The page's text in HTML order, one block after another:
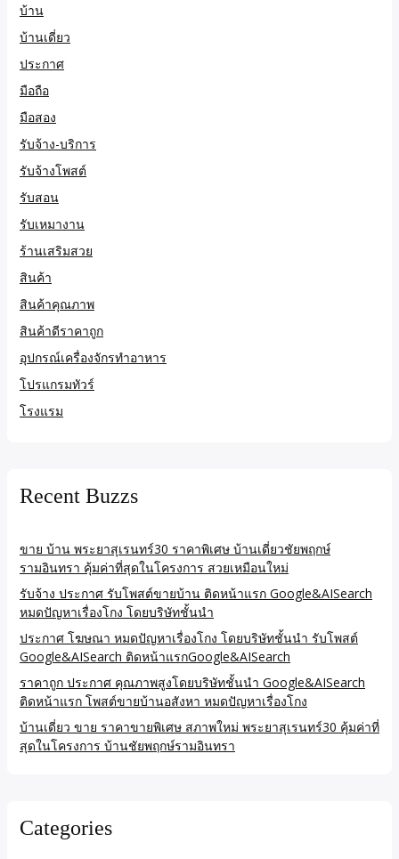
บ้าน
บ้านเดี่ยว
ประกาศ
มือถือ
มือสอง
รับจ้าง-บริการ
รับจ้างโพสต์
รับสอน
รับเหมางาน
ร้านเสริมสวย
สินค้า
สินค้าคุณภาพ
สินค้าดีราคาถูก
อุปกรณ์เครื่องจักรทำอาหาร
โปรแกรมทัวร์
โรงแรม
Recent Buzzs
ขาย บ้าน พระยาสุเรนทร์30 ราคาพิเศษ บ้านเดี่ยวชัยพฤกษ์
รามอินทรา คุ้มค่าที่สุดในโครงการ สวยเหมือนใหม่
รับจ้าง ประกาศ รับโพสต์ขายบ้าน ติดหน้าแรก Google&AISearch
หมดปัญหาเรื่องโกง โดยบริษัทชั้นนำ
ประกาศ โฆษณา หมดปัญหาเรื่องโกง โดยบริษัทชั้นนำ รับโพสต์
Google&AISearch ติดหน้าแรกGoogle&AISearch
ราคาถูก ประกาศ คุณภาพสูงโดยบริษัทชั้นนำ Google&AISearch
ติดหน้าแรก โพสต์ขายบ้านอสังหา หมดปัญหาเรื่องโกง
บ้านเดี่ยว ขาย ราคาขายพิเศษ สภาพใหม่ พระยาสุเรนทร์30 คุ้มค่าที่
สุดในโครงการ บ้านชัยพฤกษ์รามอินทรา
Categories